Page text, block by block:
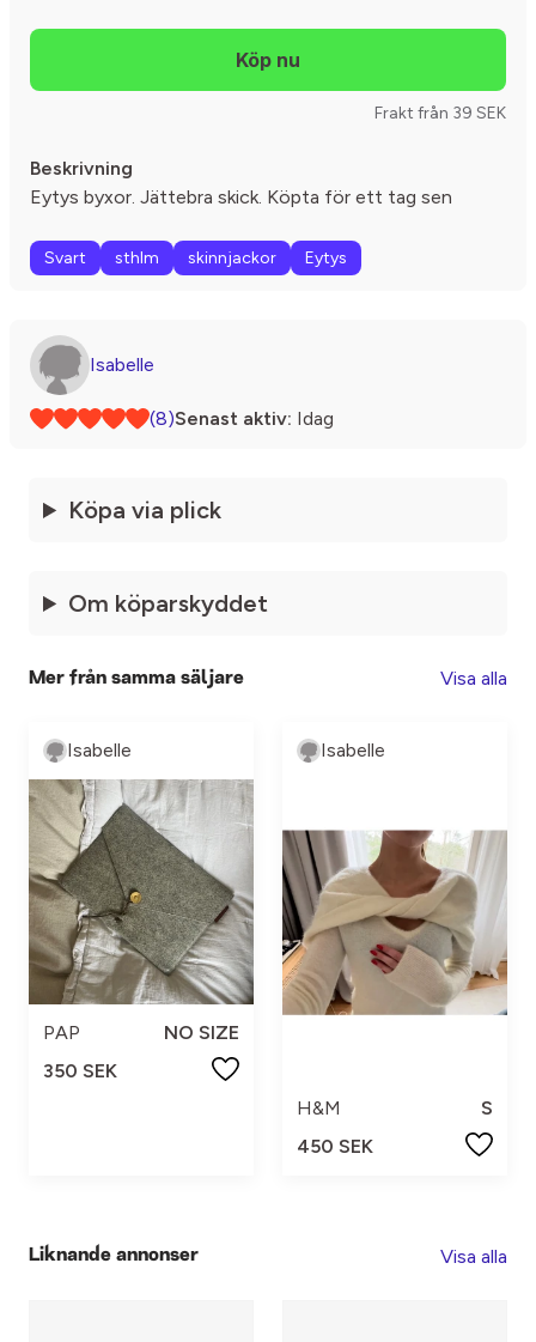
Frakt från 39 SEK
Beskrivning
Eytys byxor. Jättebra skick. Köpta för ett tag sen
Svart sthlm skinnjackor Eytys
Isabelle
(8)Senast aktiv: Idag
Köpa via plick
Om köparskyddet
Mer från samma säljare Visa alla
Isabelle
PAP
NO SIZE
350 SEK
Isabelle
H&M
S
450 SEK
Liknande annonser Visa alla